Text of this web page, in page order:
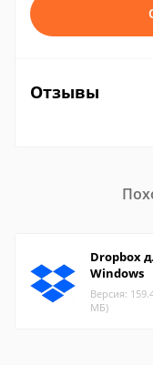
Отзывы
Dropbox
Windows
Версия:
МБ)